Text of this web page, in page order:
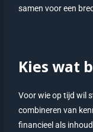
samen voor een
Kies wat
Voor wie op tijd wil
combineren van
financieel als